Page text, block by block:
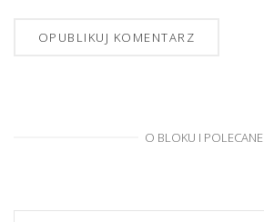
O BLOKU I POLECANE